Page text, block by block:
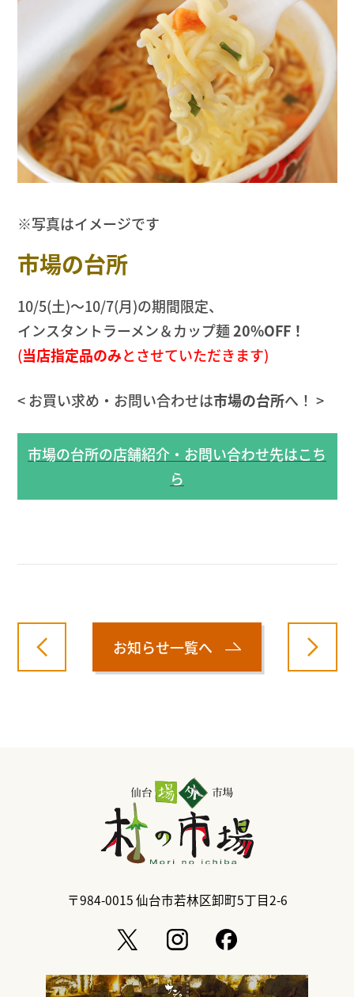
※写真はイメージです
市場の台所
10/5(土)〜10/7(月)の期間限定、
インスタントラーメン＆カップ麺20%OFF！
(当店指定品のみとさせていただきます)
< お買い求め・お問い合わせは市場の台所へ！ >
市場の台所の店舗紹介・お問い合わせ先はこち
ら
お知らせ一覧へ
〒984-0015仙台市若林区卸町5丁目2-6